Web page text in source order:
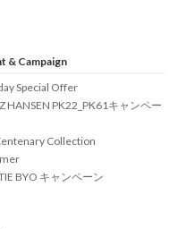
& Campaign
Special Offer
HANSEN PK22_PK61キャンペー
Collection
BYO キャンペーン